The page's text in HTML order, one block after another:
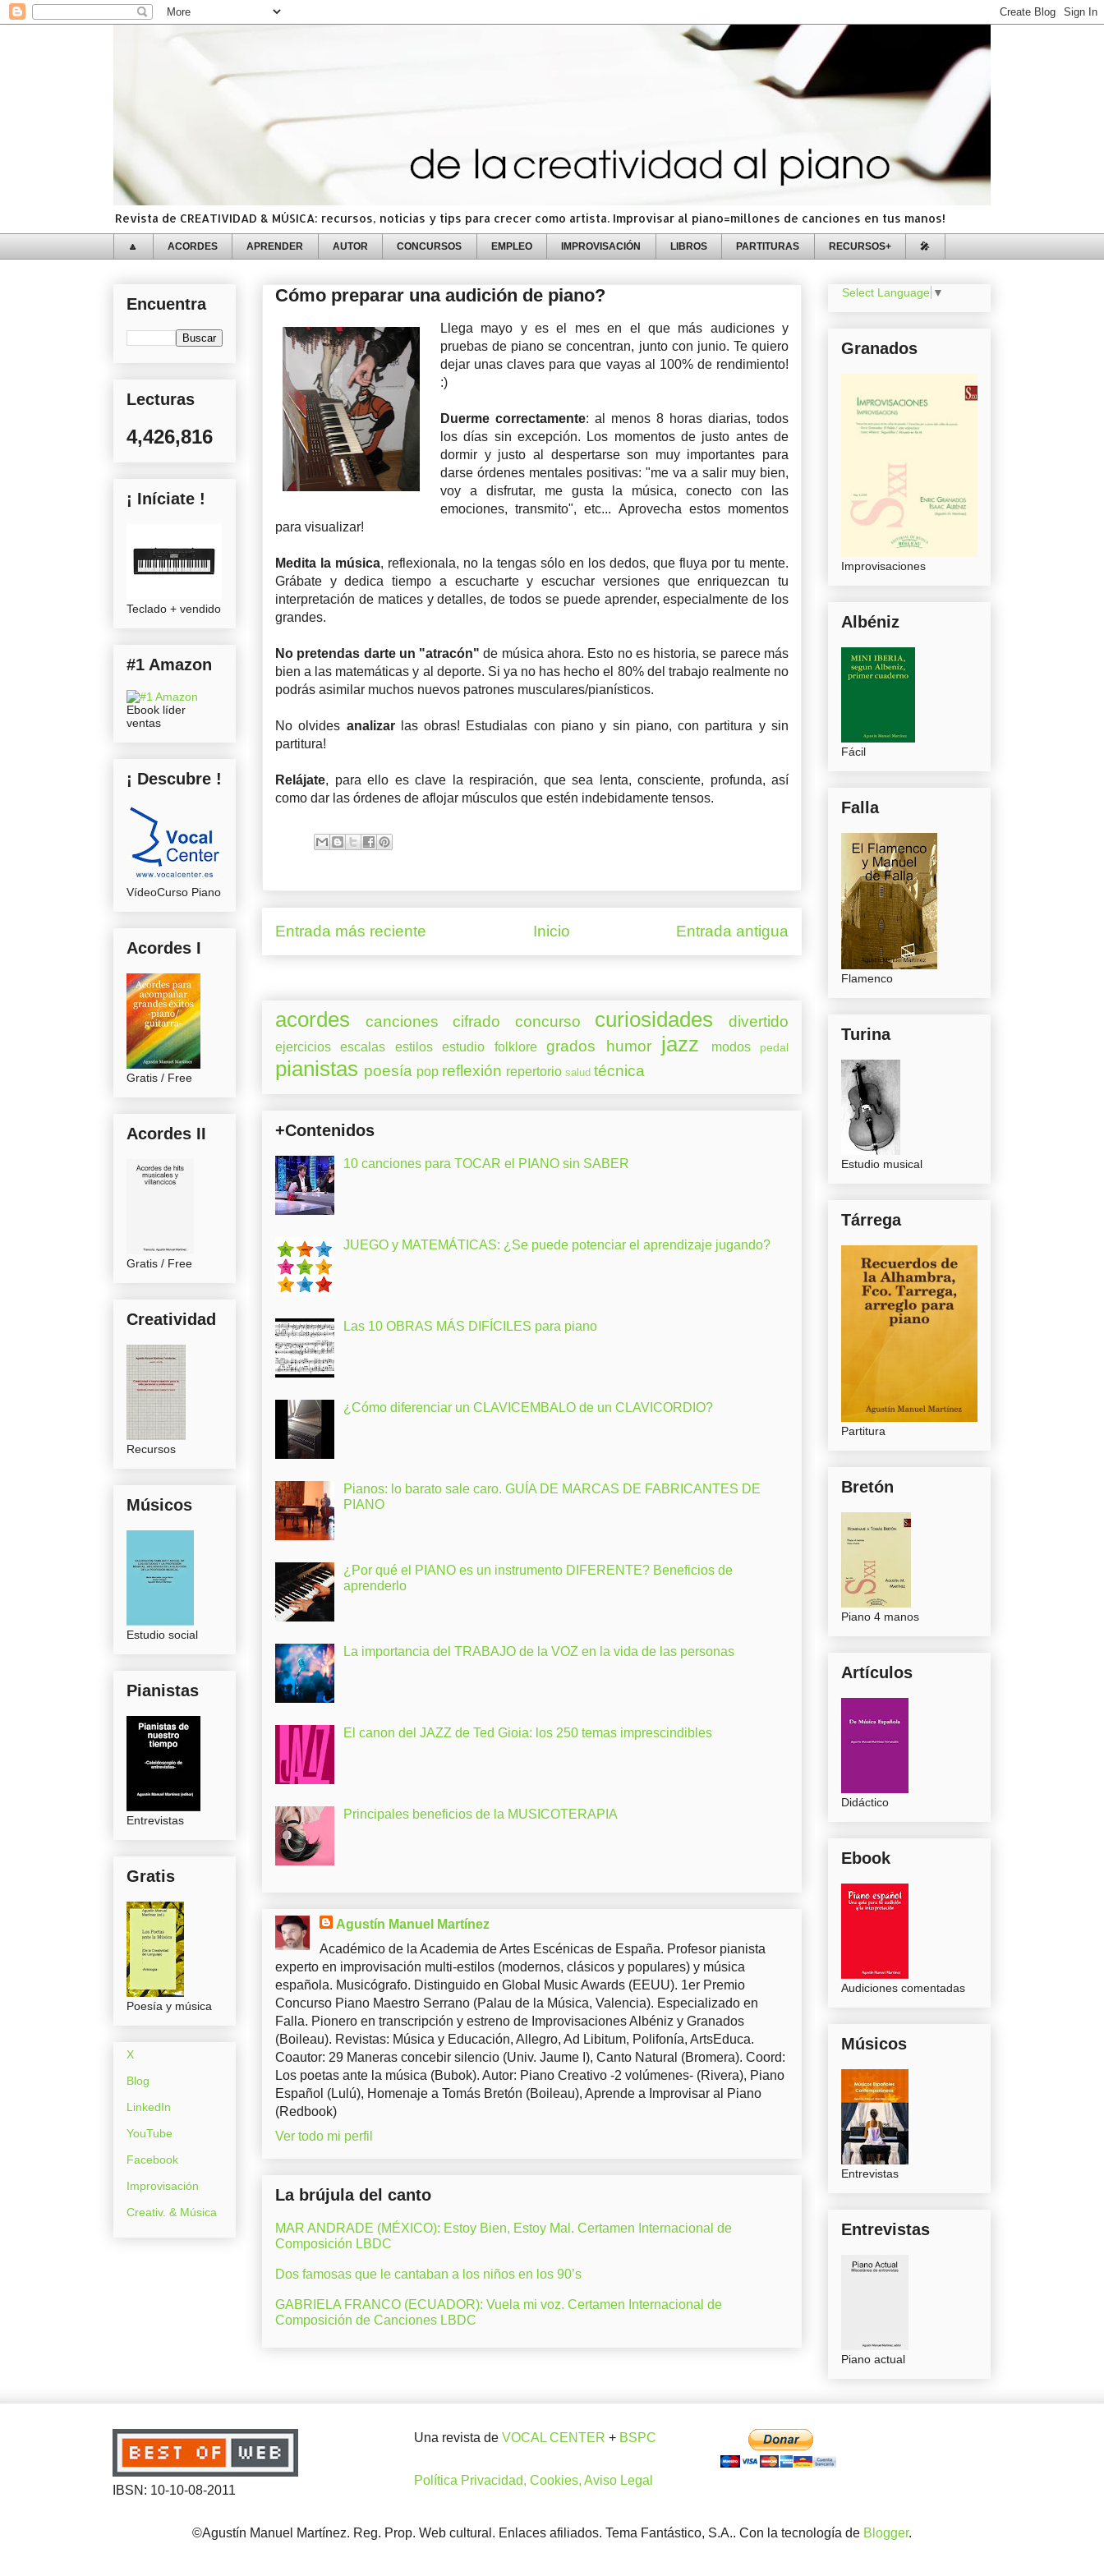
Revista de CREATIVIDAD & MÚSICA: recursos, noticias y tips para crecer como artista. Improvisar al piano=millones de canciones en tus manos!
🔼 ACORDES APRENDER AUTOR CONCURSOS EMPLEO IMPROVISACIÓN LIBROS PARTITURAS RECURSOS+ 🎤
Cómo preparar una audición de piano?
Llega mayo y es el mes en el que más audiciones y
pruebas de piano se concentran, junto con junio. Te quiero
dejar unas claves para que vayas al 100% de rendimiento!
:)
Duerme correctamente: al menos 8 horas diarias, todos
los días sin excepción. Los momentos de justo antes de
dormir y justo al despertarse son muy importantes para
darse órdenes mentales positivas: "me va a salir muy bien,
voy a disfrutar, me gusta la música, conecto con las
emociones, transmito", etc... Aprovecha estos momentos
para visualizar!
Medita la música, reflexionala, no la tengas sólo en los dedos, que fluya por tu mente.
Grábate y dedica tiempo a escucharte y escuchar versiones que enriquezcan tu
interpretación de matices y detalles, de todos se puede aprender, especialmente de los
grandes.
No pretendas darte un "atracón" de música ahora. Esto no es historia, se parece más
bien a las matemáticas y al deporte. Si ya no has hecho el 80% del trabajo realmente no
podrás asimilar muchos nuevos patrones musculares/pianísticos.
No olvides analizar
las obras! Estudialas con piano y sin piano, con partitura y sin
partitura!
Relájate, para ello es clave la respiración, que sea lenta, consciente, profunda, así
como dar las órdenes de aflojar músculos que estén indebidamente tensos.
Entrada más reciente Entrada antigua
Inicio
acordes canciones cifrado concurso curiosidades divertido
ejercicios escalas estilos estudio folklore grados humor jazz modos pedal
pianistas poesía pop reflexión repertorio salud técnica
+Contenidos
10 canciones para TOCAR el PIANO sin SABER
JUEGO y MATEMÁTICAS: ¿Se puede potenciar el aprendizaje jugando?
Las 10 OBRAS MÁS DIFÍCILES para piano
¿Cómo diferenciar un CLAVICEMBALO de un CLAVICORDIO?
Pianos: lo barato sale caro. GUÍA DE MARCAS DE FABRICANTES DE
PIANO
¿Por qué el PIANO es un instrumento DIFERENTE? Beneficios de
aprenderlo
La importancia del TRABAJO de la VOZ en la vida de las personas
El canon del JAZZ de Ted Gioia: los 250 temas imprescindibles
Principales beneficios de la MUSICOTERAPIA
Agustín Manuel Martínez
Académico de la Academia de Artes Escénicas de España. Profesor pianista
experto en improvisación multi-estilos (modernos, clásicos y populares) y música
española. Musicógrafo. Distinguido en Global Music Awards (EEUU). 1er Premio
Concurso Piano Maestro Serrano (Palau de la Música, Valencia). Especializado en
Falla. Pionero en transcripción y estreno de Improvisaciones Albéniz y Granados
(Boileau). Revistas: Música y Educación, Allegro, Ad Libitum, Polifonía, ArtsEduca.
Coautor: 29 Maneras concebir silencio (Univ. Jaume I), Canto Natural (Bromera). Coord:
Los poetas ante la música (Bubok). Autor: Piano Creativo -2 volúmenes- (Rivera), Piano
Español (Lulú), Homenaje a Tomás Bretón (Boileau), Aprende a Improvisar al Piano
(Redbook)
Ver todo mi perfil
La brújula del canto
MAR ANDRADE (MÉXICO): Estoy Bien, Estoy Mal. Certamen Internacional de
Composición LBDC
Dos famosas que le cantaban a los niños en los 90’s
GABRIELA FRANCO (ECUADOR): Vuela mi voz. Certamen Internacional de
Composición de Canciones LBDC
Encuentra
Lecturas
4,426,816
¡ Iníciate !
Teclado + vendido
#1 Amazon
Ebook líder
ventas
¡ Descubre !
VídeoCurso Piano
Acordes I
Gratis / Free
Acordes II
Gratis / Free
Creatividad
Recursos
Músicos
Estudio social
Pianistas
Entrevistas
Gratis
Poesía y música
X
Blog
LinkedIn
YouTube
Facebook
Improvisación
Creativ. & Música
Select Language ▼
Granados
Improvisaciones
Albéniz
Fácil
Falla
Flamenco
Turina
Estudio musical
Tárrega
Partitura
Bretón
Piano 4 manos
Artículos
Didáctico
Ebook
Audiciones comentadas
Músicos
Entrevistas
Entrevistas
Piano actual
IBSN: 10-10-08-2011
Una revista de VOCAL CENTER + BSPC
Política Privacidad, Cookies, Aviso Legal
©Agustín Manuel Martínez. Reg. Prop. Web cultural. Enlaces afiliados. Tema Fantástico, S.A.. Con la tecnología de Blogger.